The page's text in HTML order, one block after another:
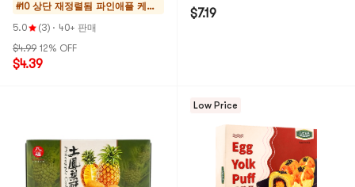
#10 상단 재정렬됨 파인애플 케이
크 & 모찌
5.0 (3) · 40+ 판매
$4.99 12% OFF
$4.39
$7.19
Low Price